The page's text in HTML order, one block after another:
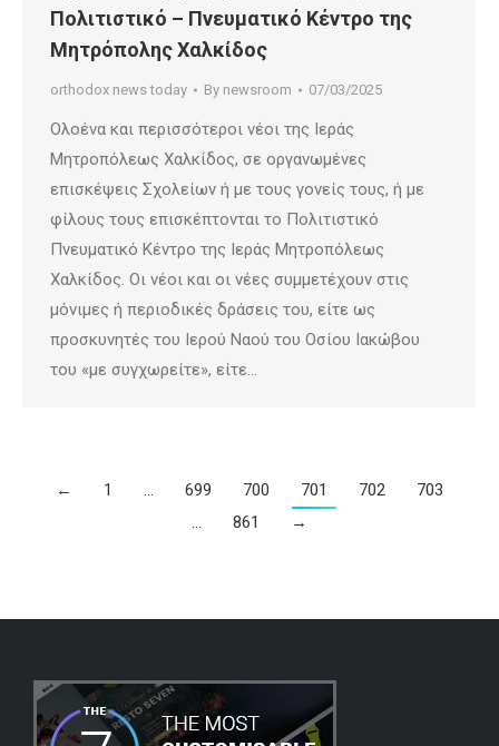
Πολιτιστικό – Πνευματικό Κέντρο της
Μητρόπολης Χαλκίδος
orthodox news today By newsroom 07/03/2025
Ολοένα και περισσότεροι νέοι της Ιεράς
Μητροπόλεως Χαλκίδος, σε οργανωμένες
επισκέψεις Σχολείων ή με τους γονείς τους, ή με
φίλους τους επισκέπτονται το Πολιτιστικό
Πνευματικό Κέντρο της Ιεράς Μητροπόλεως
Χαλκίδος. Οι νέοι και οι νέες συμμετέχουν στις
μόνιμες ή περιοδικές δράσεις του, είτε ως
προσκυνητές του Ιερού Ναού του Οσίου Ιακώβου
του «με συγχωρείτε», είτε…
← 1 … 699 700 701 702
703
…
861 →